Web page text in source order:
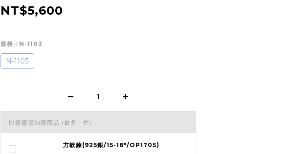
NT$5,600
規格 : N-1103
N-1103
以優惠價加購商品 (最多 1 件)
方軟鍊(925銀/15-16"/OP1705)